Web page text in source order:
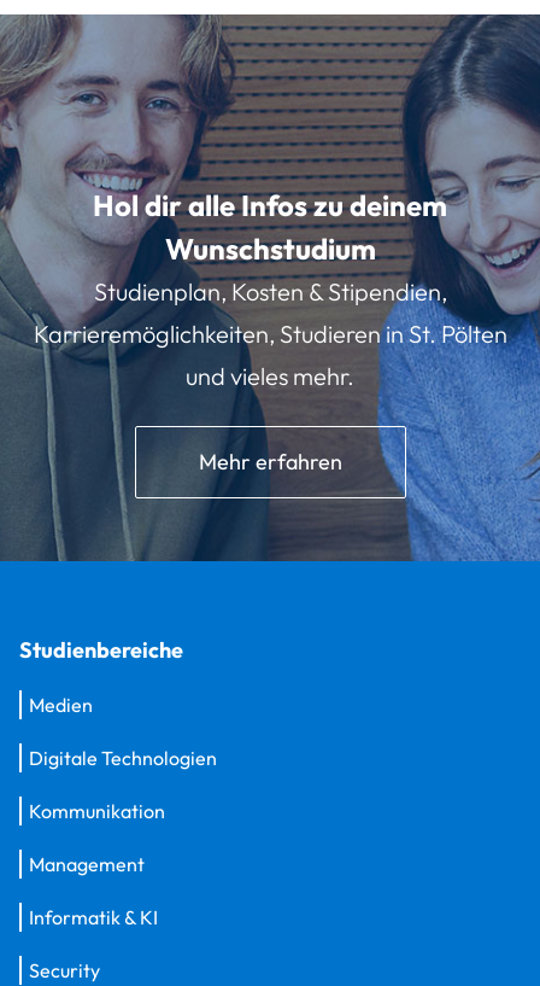
Hol dir alle Infos zu deinem
Wunschstudium
Studienplan, Kosten & Stipendien,
Karrieremöglichkeiten, Studieren in St. Pölten
und vieles mehr.
Mehr erfahren
Studienbereiche
Medien
Digitale Technologien
Kommunikation
Management
Informatik & KI
Security